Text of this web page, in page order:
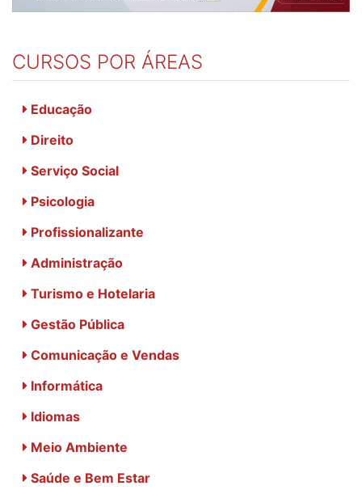
CURSOS POR ÁREAS
Educação
Direito
Serviço Social
Psicologia
Profissionalizante
Administração
Turismo e Hotelaria
Gestão Pública
Comunicação e Vendas
Informática
Idiomas
Meio Ambiente
Saúde e Bem Estar